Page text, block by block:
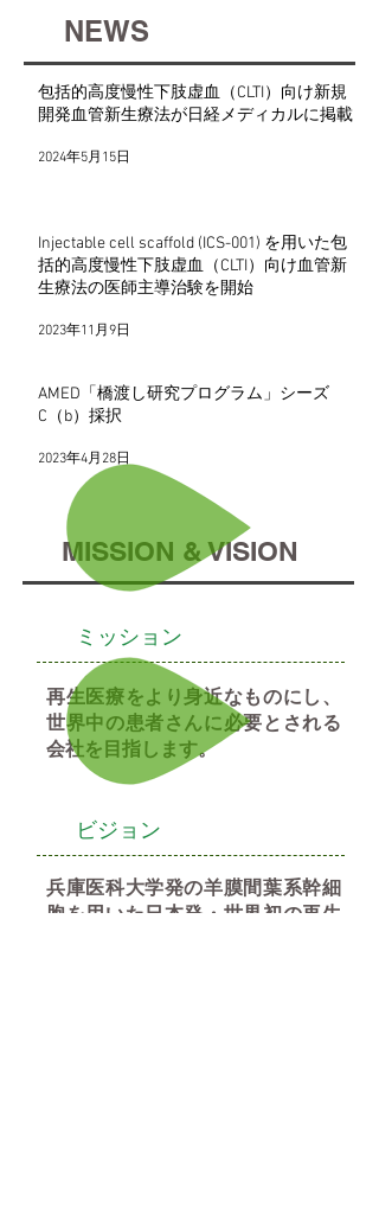
​NEWS
包括的高度慢性下肢虚血（CLTI）向け新規
開発血管新生療法が日経メディカルに掲載
2024年5月15日
Injectable cell scaffold (ICS-001) を用いた包
括的高度慢性下肢虚血（CLTI）向け血管新
生療法の医師主導治験を開始
2023年11月9日
AMED「橋渡し研究プログラム」シーズ
C（b）採択
2023年4月28日
MISSION & VISION
ミッション
再生医療をより身近なものにし、
世界中の患者さんに必要とされる
会社を目指します。
ビジョン
兵庫医科大学発の羊膜間葉系幹細
胞を用いた日本発・世界初の再生